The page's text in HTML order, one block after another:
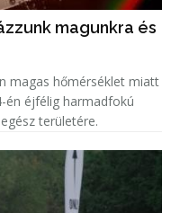
magunkra és
magas hőmérséklet miatt
én éjfélig harmadfokú
területére.